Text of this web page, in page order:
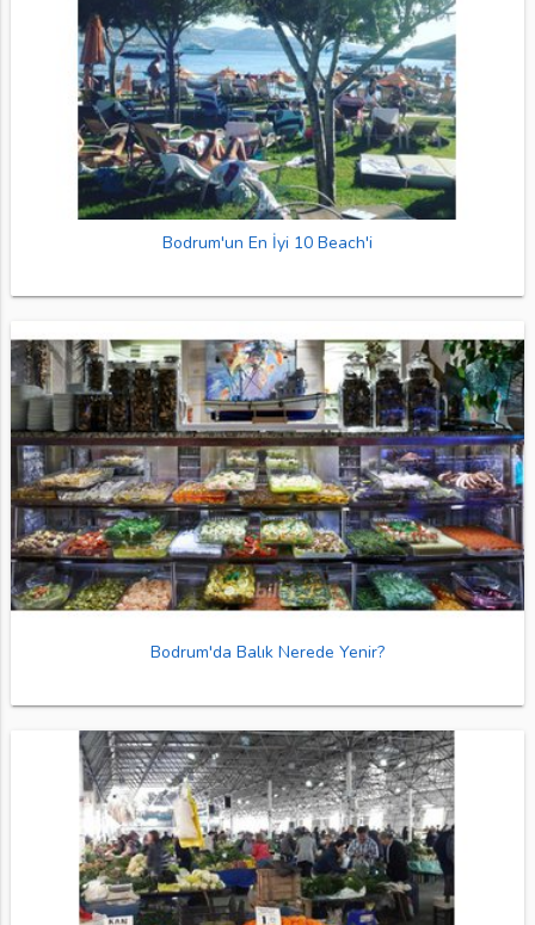
Bodrum'un En İyi 10 Beach'i
Bodrum'da Balık Nerede Yenir?